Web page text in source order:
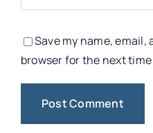
Save my name, email,
browser for the next